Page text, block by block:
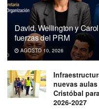
David, Wellington y
fuerzas del PRM
AGOSTO 10, 2026
nuevas
Cristóbal
2026-2027